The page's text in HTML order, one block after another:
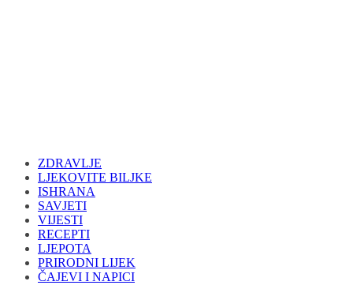
ZDRAVLJE
LJEKOVITE BILJKE
ISHRANA
SAVJETI
VIJESTI
RECEPTI
LJEPOTA
PRIRODNI LIJEK
ČAJEVI I NAPICI